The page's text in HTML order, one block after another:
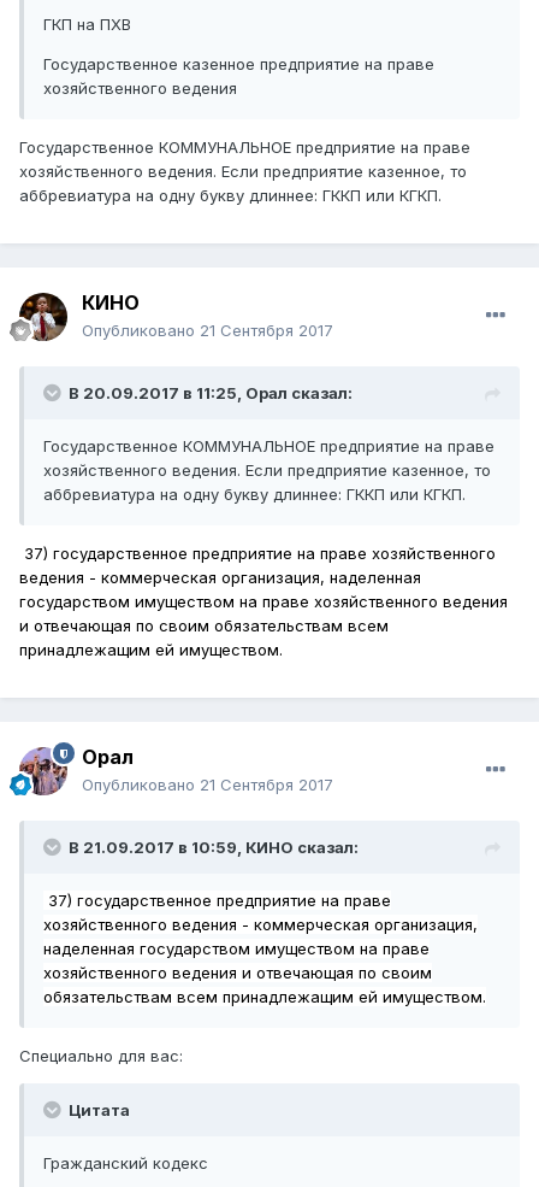
ГКП на ПХВ
Государственное казенное предприятие на праве
хозяйственного ведения
Государственное КОММУНАЛЬНОЕ предприятие на праве
хозяйственного ведения. Если предприятие казенное, то
аббревиатура на одну букву длиннее: ГККП или КГКП.
КИНО
Опубликовано 21 Сентября 2017
В 20.09.2017 в 11:25, Орал сказал:
Государственное КОММУНАЛЬНОЕ предприятие на праве
хозяйственного ведения. Если предприятие казенное, то
аббревиатура на одну букву длиннее: ГККП или КГКП.
37) государственное предприятие на праве хозяйственного
ведения - коммерческая организация, наделенная
государством имуществом на праве хозяйственного ведения
и отвечающая по своим обязательствам всем
принадлежащим ей имуществом.
Орал
Опубликовано 21 Сентября 2017
В 21.09.2017 в 10:59, КИНО сказал:
37) государственное предприятие на праве
хозяйственного ведения - коммерческая организация,
наделенная государством имуществом на праве
хозяйственного ведения и отвечающая по своим
обязательствам всем принадлежащим ей имуществом.
Специально для вас:
Цитата
Гражданский кодекс